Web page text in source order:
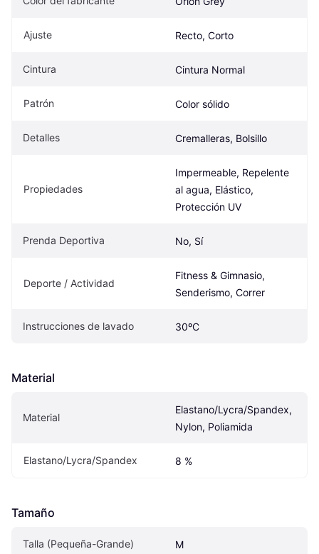
Ajuste Recto, Corto
Cintura Cintura Normal
Patrón Color sólido
Detalles Cremalleras, Bolsillo
Propiedades
Impermeable, Repelente
al agua, Elástico,
Protección UV
Prenda Deportiva No, Sí
Deporte / Actividad
Fitness & Gimnasio,
Senderismo, Correr
Instrucciones de lavado 30ºC
Material
Material
Elastano/Lycra/Spandex,
Nylon, Poliamida
Elastano/Lycra/Spandex 8 %
Tamaño
Talla (Pequeña-Grande) M